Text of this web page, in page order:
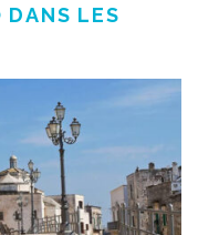
DANS LES